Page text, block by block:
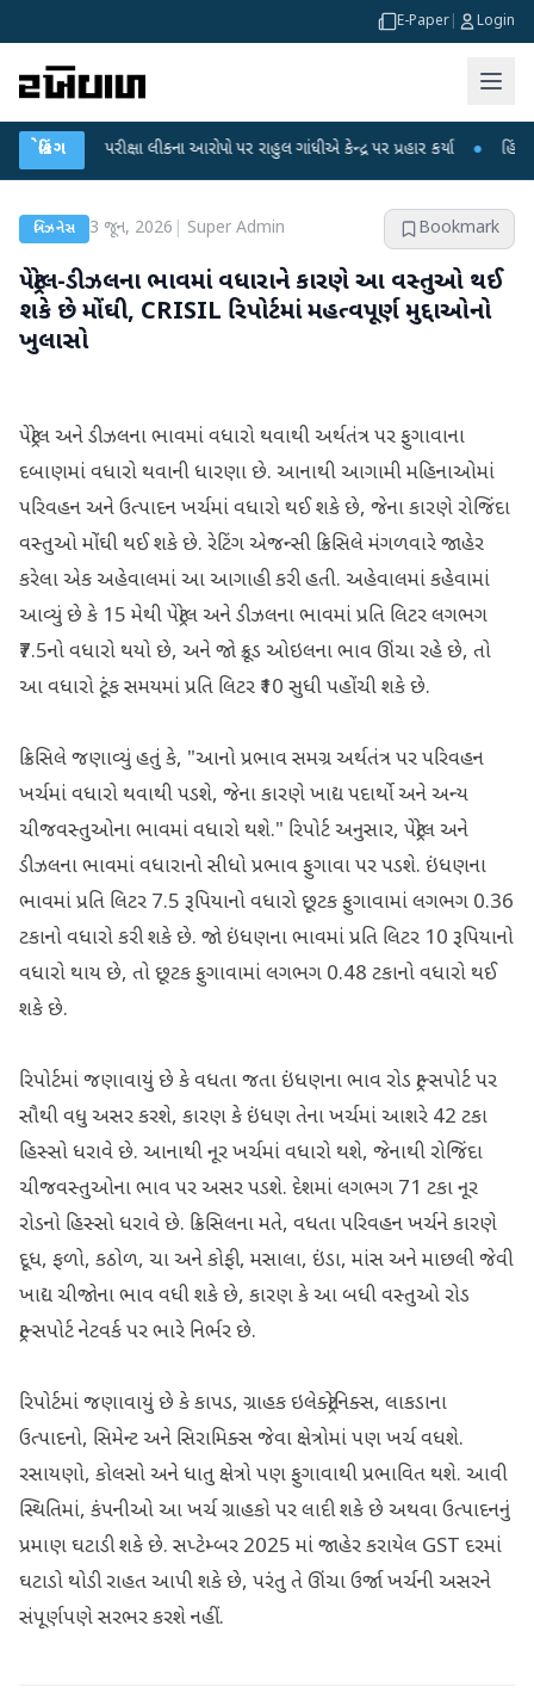
E-Paper Login
બ્રેકિંગ
પરીક્ષા લીકના આરોપો પર રાહુલ ગાંધીએ કેન્દ્ર પર પ્રહાર કર્યા ● હિંમતનગરમાં
બિઝનેસ 3 જૂન, 2026 Super Admin Bookmark
પેટ્રોલ-ડીઝલના ભાવમાં વધારાને કારણે આ વસ્તુઓ થઈ
શકે છે મોંઘી, CRISIL રિપોર્ટમાં મહત્વપૂર્ણ મુદ્દાઓનો
ખુલાસો
પેટ્રોલ અને ડીઝલના ભાવમાં વધારો થવાથી અર્થતંત્ર પર ફુગાવાના
દબાણમાં વધારો થવાની ધારણા છે. આનાથી આગામી મહિનાઓમાં
પરિવહન અને ઉત્પાદન ખર્ચમાં વધારો થઈ શકે છે, જેના કારણે રોજિંદા
વસ્તુઓ મોંઘી થઈ શકે છે. રેટિંગ એજન્સી ક્રિસિલે મંગળવારે જાહેર
કરેલા એક અહેવાલમાં આ આગાહી કરી હતી. અહેવાલમાં કહેવામાં
આવ્યું છે કે 15 મેથી પેટ્રોલ અને ડીઝલના ભાવમાં પ્રતિ લિટર લગભગ
₹7.5નો વધારો થયો છે, અને જો ક્રૂડ ઓઇલના ભાવ ઊંચા રહે છે, તો
આ વધારો ટૂંક સમયમાં પ્રતિ લિટર ₹10 સુધી પહોંચી શકે છે.
ક્રિસિલે જણાવ્યું હતું કે, "આનો પ્રભાવ સમગ્ર અર્થતંત્ર પર પરિવહન
ખર્ચમાં વધારો થવાથી પડશે, જેના કારણે ખાદ્ય પદાર્થો અને અન્ય
ચીજવસ્તુઓના ભાવમાં વધારો થશે." રિપોર્ટ અનુસાર, પેટ્રોલ અને
ડીઝલના ભાવમાં વધારાનો સીધો પ્રભાવ ફુગાવા પર પડશે. ઇંધણના
ભાવમાં પ્રતિ લિટર 7.5 રૂપિયાનો વધારો છૂટક ફુગાવામાં લગભગ 0.36
ટકાનો વધારો કરી શકે છે. જો ઇંધણના ભાવમાં પ્રતિ લિટર 10 રૂપિયાનો
વધારો થાય છે, તો છૂટક ફુગાવામાં લગભગ 0.48 ટકાનો વધારો થઈ
શકે છે.
રિપોર્ટમાં જણાવાયું છે કે વધતા જતા ઇંધણના ભાવ રોડ ટ્રાન્સપોર્ટ પર
સૌથી વધુ અસર કરશે, કારણ કે ઇંધણ તેના ખર્ચમાં આશરે 42 ટકા
હિસ્સો ધરાવે છે. આનાથી નૂર ખર્ચમાં વધારો થશે, જેનાથી રોજિંદા
ચીજવસ્તુઓના ભાવ પર અસર પડશે. દેશમાં લગભગ 71 ટકા નૂર
રોડનો હિસ્સો ધરાવે છે. ક્રિસિલના મતે, વધતા પરિવહન ખર્ચને કારણે
દૂધ, ફળો, કઠોળ, ચા અને કોફી, મસાલા, ઇંડા, માંસ અને માછલી જેવી
ખાદ્ય ચીજોના ભાવ વધી શકે છે, કારણ કે આ બધી વસ્તુઓ રોડ
ટ્રાન્સપોર્ટ નેટવર્ક પર ભારે નિર્ભર છે.
રિપોર્ટમાં જણાવાયું છે કે કાપડ, ગ્રાહક ઇલેક્ટ્રોનિક્સ, લાકડાના
ઉત્પાદનો, સિમેન્ટ અને સિરામિક્સ જેવા ક્ષેત્રોમાં પણ ખર્ચ વધશે.
રસાયણો, કોલસો અને ધાતુ ક્ષેત્રો પણ ફુગાવાથી પ્રભાવિત થશે. આવી
સ્થિતિમાં, કંપનીઓ આ ખર્ચ ગ્રાહકો પર લાદી શકે છે અથવા ઉત્પાદનનું
પ્રમાણ ઘટાડી શકે છે. સપ્ટેમ્બર 2025 માં જાહેર કરાયેલ GST દરમાં
ઘટાડો થોડી રાહત આપી શકે છે, પરંતુ તે ઊંચા ઉર્જા ખર્ચની અસરને
સંપૂર્ણપણે સરભર કરશે નહીં.